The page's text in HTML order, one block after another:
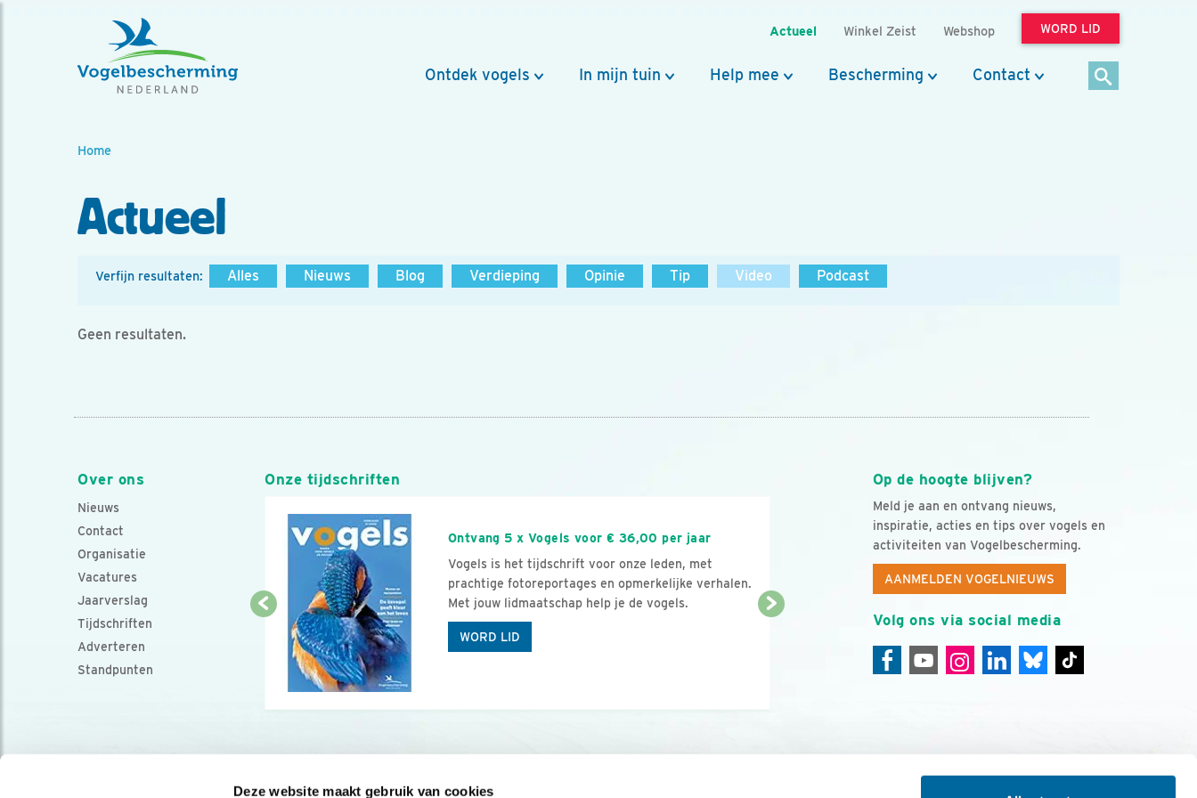
Deze website maakt gebruik van cookies
Actueel Winkel Zeist Webshop WORD LID
Ontdek vogels In mijn tuin Help mee Bescherming Contact
Home
Actueel
Verfijn resultaten: Alles Nieuws Blog Verdieping Opinie Tip Video Podcast
Geen resultaten.
Over ons
Nieuws
Contact
Organisatie
Vacatures
Jaarverslag
Tijdschriften
Adverteren
Standpunten
Op de hoogte blijven?
Meld je aan en ontvang nieuws,
inspiratie, acties en tips over vogels en
activiteiten van Vogelbescherming.
AANMELDEN VOGELNIEUWS
Volg ons via social media
Onze tijdschriften
Ontvang 5 x Vogels voor € 36,00 per jaar
Vogels is het tijdschrift voor onze leden, met
prachtige fotoreportages en opmerkelijke verhalen.
Met jouw lidmaatschap help je de vogels.
WORD LID